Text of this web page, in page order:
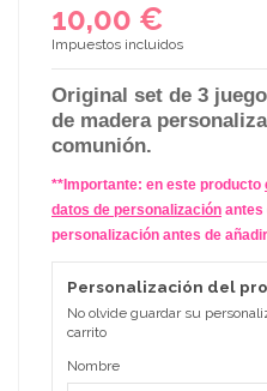
10,00 €
Impuestos incluidos
Original set de 3
de madera
comunión.
**Importante: en este producto
datos de personalización antes
personalización antes de
Personalización del
No olvide guardar su
carrito
Nombre